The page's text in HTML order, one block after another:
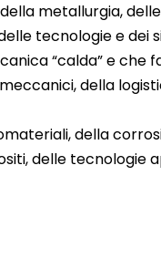
metallurgia,
tecnologie e dei
“calda” e che
della
della
delle